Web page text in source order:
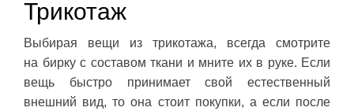
Трикотаж
Выбирая вещи из трикотажа, всегда смотрите
на бирку с составом ткани и мните их в руке. Если
вещь быстро принимает свой естественный
внешний вид, то она стоит покупки, а если после